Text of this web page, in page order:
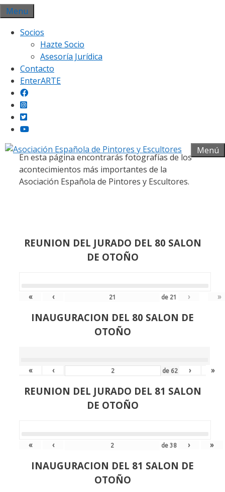
Saltar
al
contenido
Menu
Socios
Hazte Socio
Asesoría Jurídica
Contacto
EnterARTE
Menú
Galería fotográfica
En esta página encontrarás fotografías de los
acontecimientos más importantes de la
Asociación Española de Pintores y Escultores.
REUNION DEL JURADO DEL 80 SALON
DE OTOÑO
« ‹ de 21 › »
INAUGURACION DEL 80 SALON DE
OTOÑO
« ‹ de 62 › »
REUNION DEL JURADO DEL 81 SALON
DE OTOÑO
« ‹ de38 › »
INAUGURACION DEL 81 SALON DE
OTOÑO